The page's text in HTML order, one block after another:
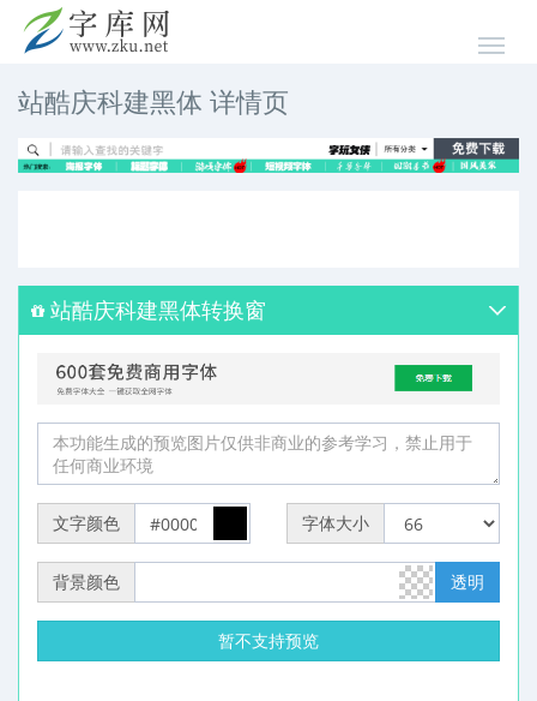
站酷庆科建黑体 详情页
站酷庆科建黑体转换窗
文字颜色 字体大小
背景颜色 透明
暂不支持预览